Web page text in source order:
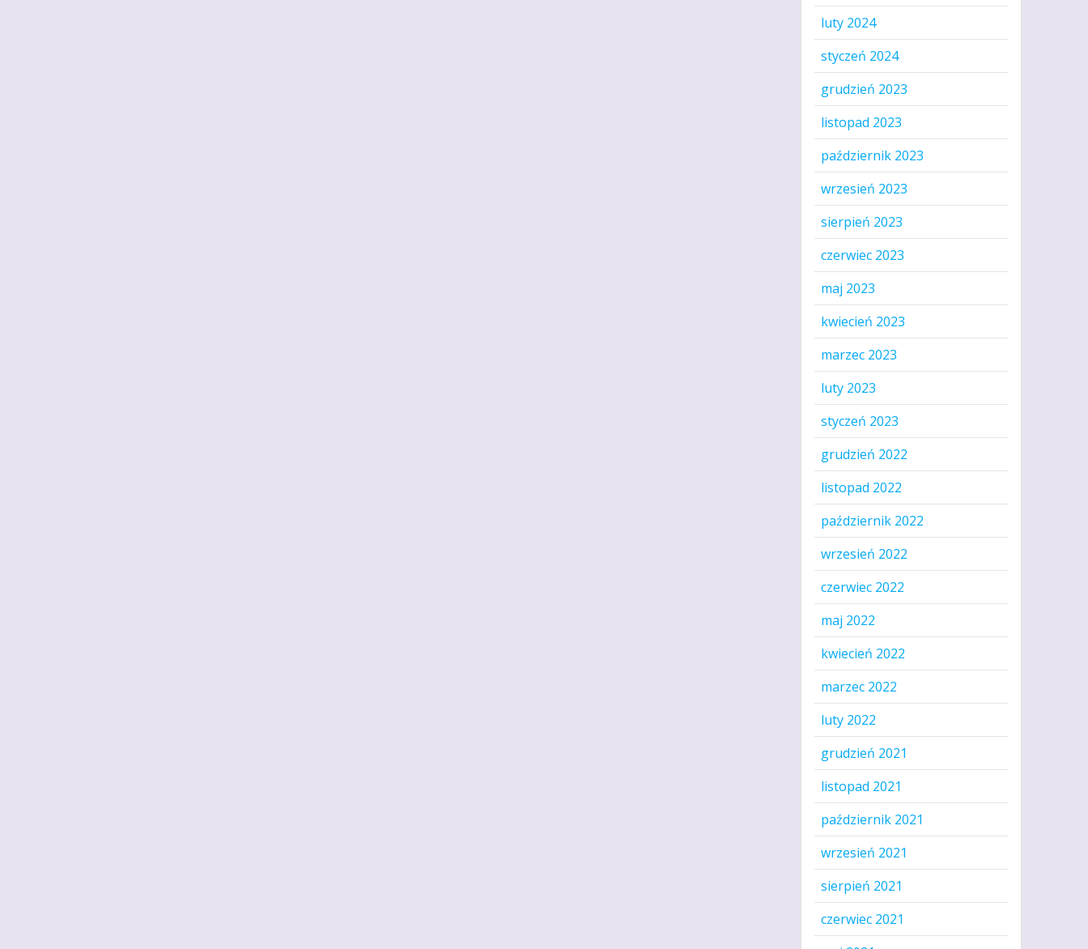
luty 2024
styczeń 2024
grudzień 2023
listopad 2023
październik 2023
wrzesień 2023
sierpień 2023
czerwiec 2023
maj 2023
kwiecień 2023
marzec 2023
luty 2023
styczeń 2023
grudzień 2022
listopad 2022
październik 2022
wrzesień 2022
czerwiec 2022
maj 2022
kwiecień 2022
marzec 2022
luty 2022
grudzień 2021
listopad 2021
październik 2021
wrzesień 2021
sierpień 2021
czerwiec 2021